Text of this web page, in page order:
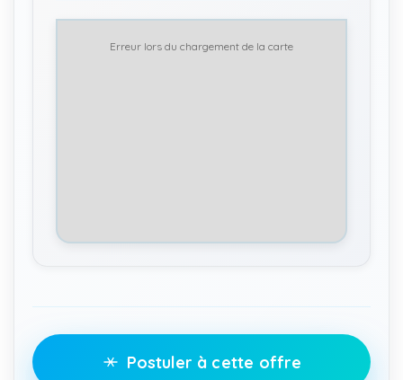
Erreur lors du chargement de la carte
Postuler à cette offre